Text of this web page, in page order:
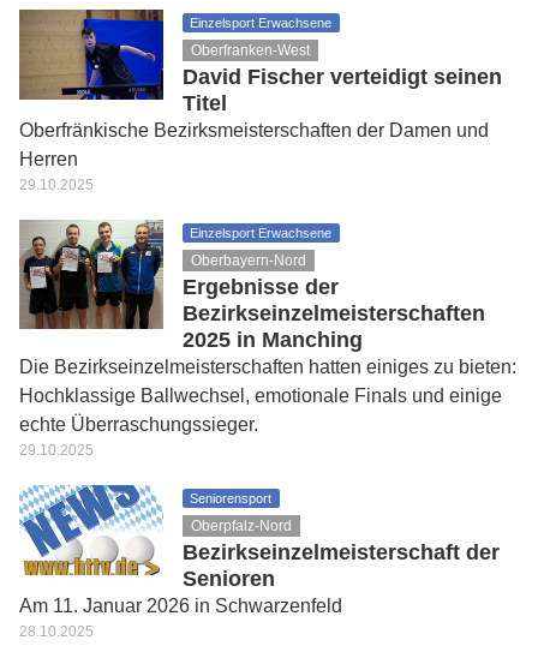
Einzelsport Erwachsene
Oberfranken-West
David Fischer verteidigt seinen
Titel
Oberfränkische Bezirksmeisterschaften der Damen und
Herren
29.10.2025
Einzelsport Erwachsene
Oberbayern-Nord
Ergebnisse der
Bezirkseinzelmeisterschaften
2025 in Manching
Die Bezirkseinzelmeisterschaften hatten einiges zu bieten:
Hochklassige Ballwechsel, emotionale Finals und einige
echte Überraschungssieger.
29.10.2025
Seniorensport
Oberpfalz-Nord
Bezirkseinzelmeisterschaft der
Senioren
Am 11. Januar 2026 in Schwarzenfeld
28.10.2025